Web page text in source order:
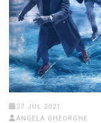
27 JUL 2021
ANGELA GHEORGHE